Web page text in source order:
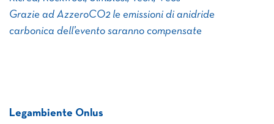
Grazie ad AzzeroCO2 le emissioni di anidride
carbonica dell’evento saranno compensate
Legambiente Onlus